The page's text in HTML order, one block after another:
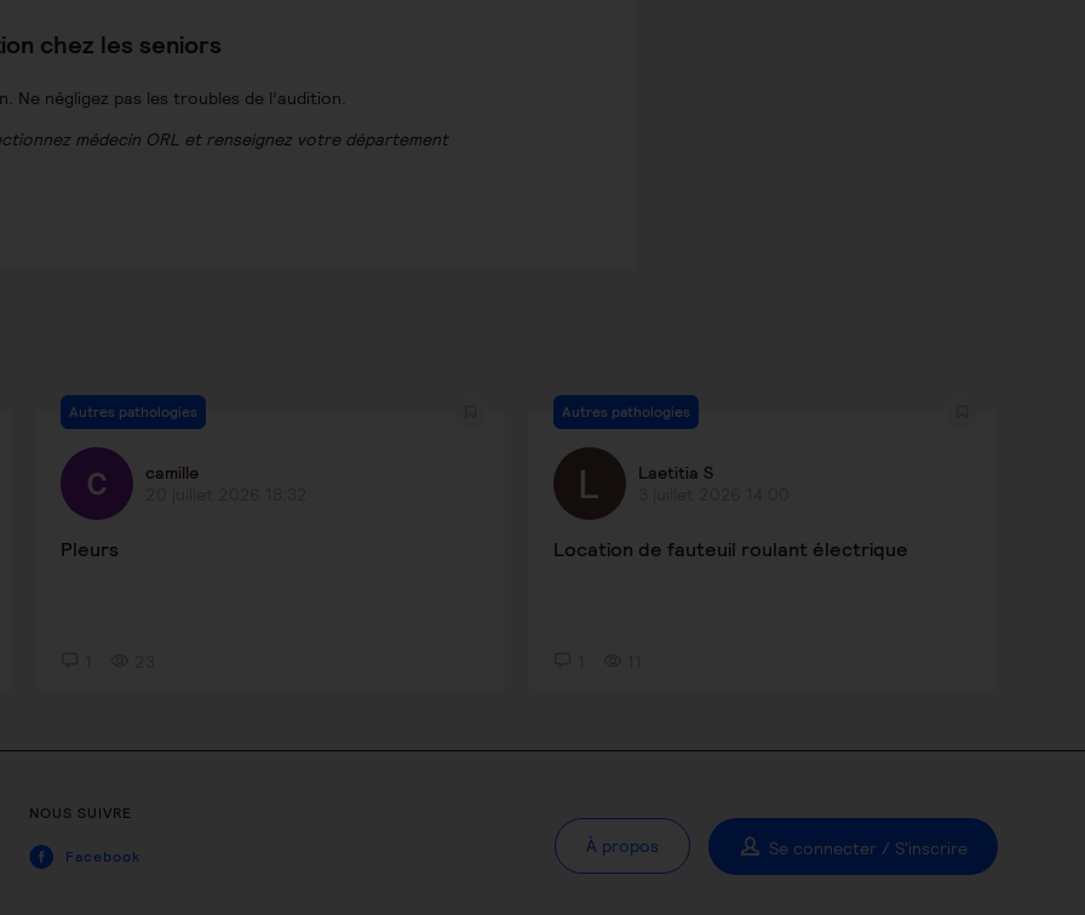
chez les seniors
Ne négligez pas les troubles de l’audition.
médecin ORL et renseignez votre département
Autres pathologies
camille
Pleurs
Autres pathologies
Laetitia S
Location de fauteuil roulant électrique
NOUS SUIVRE
Facebook À propos Se connecter / S'inscrire